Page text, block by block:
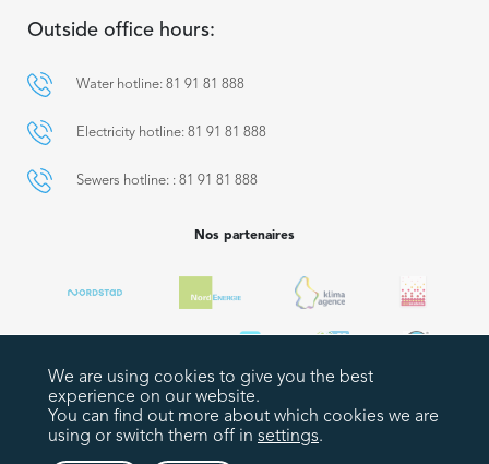
Outside office hours:
Water hotline: 81 91 81 888
Electricity hotline: 81 91 81 888
Sewers hotline: : 81 91 81 888
Nos partenaires
Plan du site Legal notices Politique de confidentialité
We are using cookies to give you the best
experience on our website.
You can find out more about which cookies we are
using or switch them off in settings.